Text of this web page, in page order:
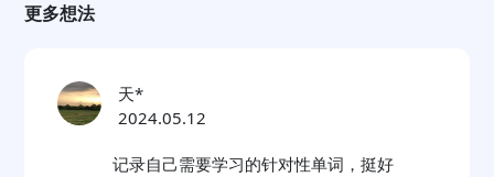
更多想法
天*
2024.05.12
记录自己需要学习的针对性单词，挺好